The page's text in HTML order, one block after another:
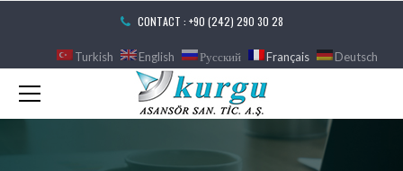
CONTACT : +90 (242) 290 30 28
Turkish English Русский Français Deutsch